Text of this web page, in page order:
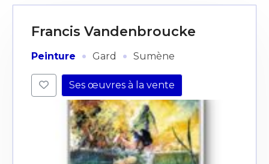
Francis Vandenbroucke
Peinture · Gard · Sumène
Ses œuvres à la vente